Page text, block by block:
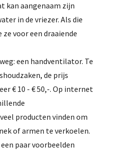
kan aangenaam zijn
in de vriezer. Als die
voor een draaiende
een handventilator. Te
de prijs
€ 10 - € 50,-. Op internet
producten vinden om
of armen te verkoelen.
paar voorbeelden